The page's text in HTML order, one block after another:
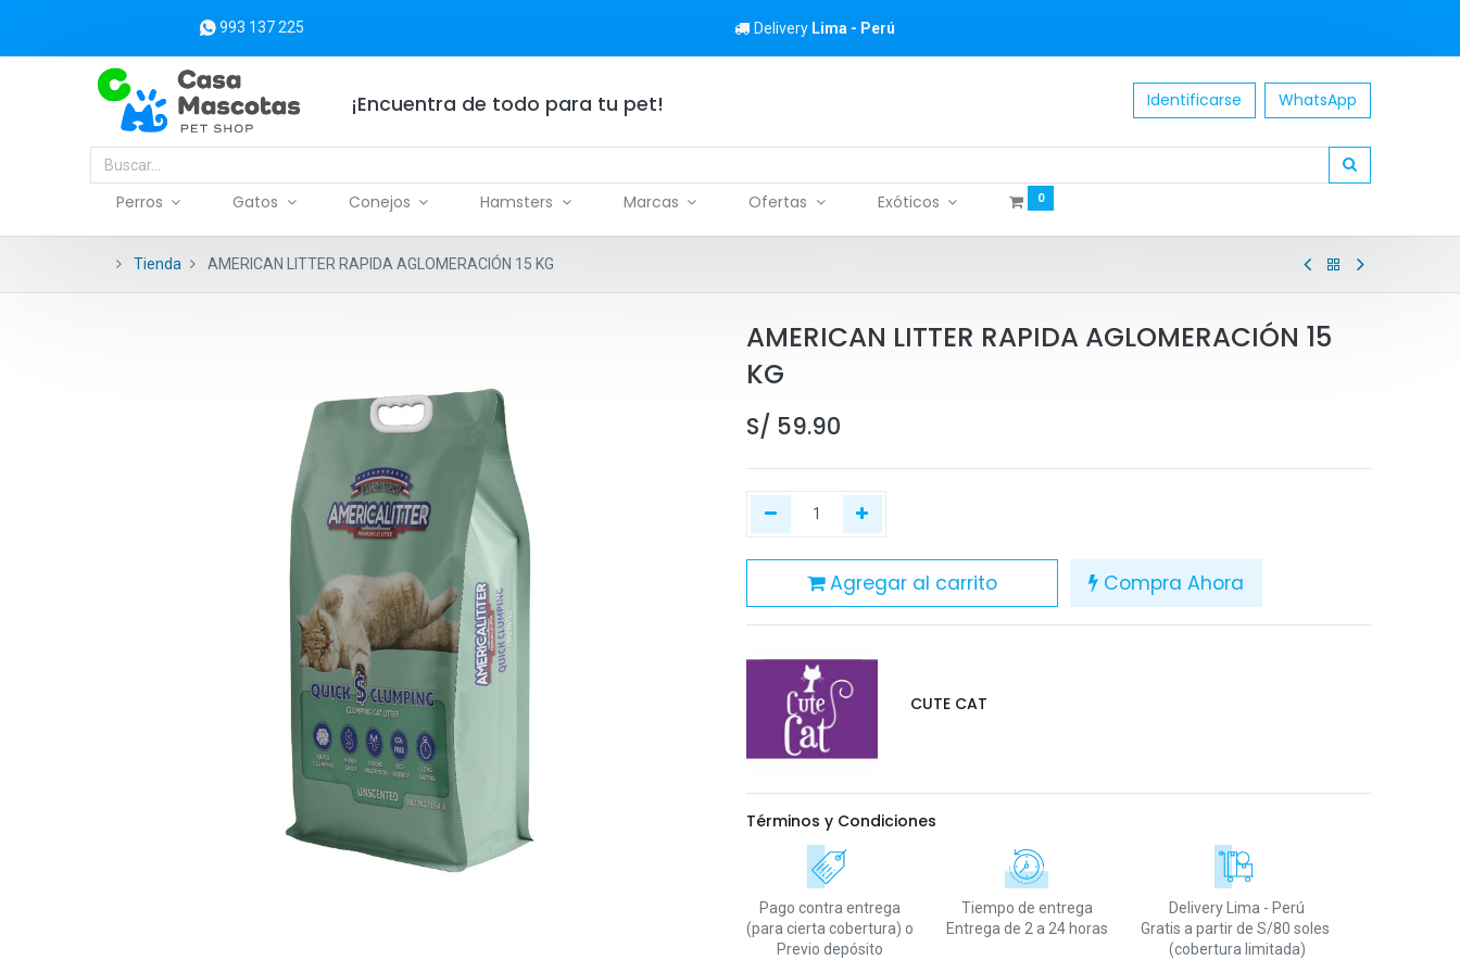
993 137 225 Delivery Lima - Perú
¡Encuentra de todo para tu pet! Identificarse WhatsApp
Perros Gatos Conejos Hamsters Marcas Ofertas Exóticos 0
Tienda AMERICAN LITTER RAPIDA AGLOMERACIÓN 15 KG
AMERICAN LITTER RAPIDA AGLOMERACIÓN 15
KG
S/ 59.90
Agregar al carrito Compra Ahora
CUTE CAT
Términos y Condiciones
Pago contra entrega
(para cierta cobertura) o
Previo depósito
Tiempo de entrega
Entrega de 2 a 24 horas
Delivery Lima - Perú
Gratis a partir de S/80 soles
(cobertura limitada)